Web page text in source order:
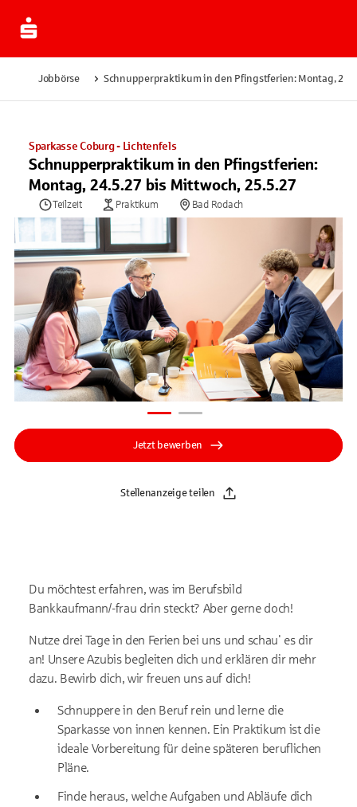
Jobbörse Schnupperpraktikum in den Pfingstferien: Montag,
Sparkasse Coburg - Lichtenfels
Schnupperpraktikum in den Pfingstferien:
Montag, 24.5.27 bis Mittwoch, 25.5.27
Teilzeit Praktikum Bad Rodach
Jetzt bewerben
Stellenanzeige teilen
Du möchtest erfahren, was im Berufsbild
Bankkaufmann/-frau drin steckt? Aber gerne doch!
Nutze drei Tage in den Ferien bei uns und schau' es dir
an! Unsere Azubis begleiten dich und erklären dir mehr
dazu. Bewirb dich, wir freuen uns auf dich!
Schnuppere in den Beruf rein und lerne die
Sparkasse von innen kennen. Ein Praktikum ist die
ideale Vorbereitung für deine späteren beruflichen
Pläne.
Finde heraus, welche Aufgaben und Abläufe dich